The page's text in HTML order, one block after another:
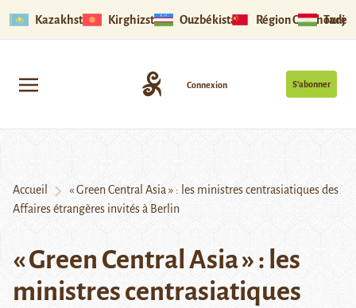
Kazakhstan Kirghizstan Ouzbékistan Région Ouïghoure
S’abonner
Connexion
Accueil
« Green Central Asia » : les ministres centrasiatiques des
Affaires étrangères invités à Berlin
« Green Central Asia » : les
ministres centrasiatiques